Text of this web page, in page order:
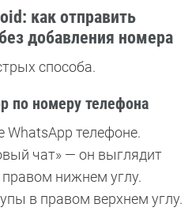
как отправить
добавления номера
способа.
по номеру телефона
WhatsApp телефоне.
чат» — он выглядит
нижнем углу.
в правом верхнем углу.